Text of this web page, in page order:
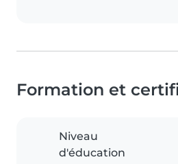
Formation et
Niveau
d'éducation